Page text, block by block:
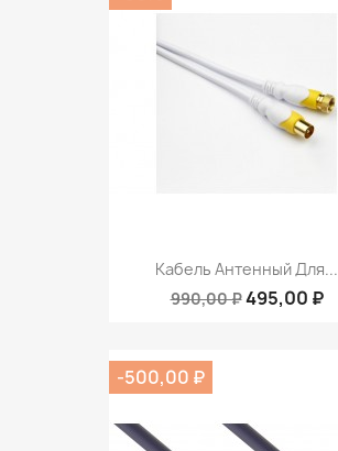
Кабель Антенный Для...
990,00 ₽495,00 ₽
-500,00 ₽